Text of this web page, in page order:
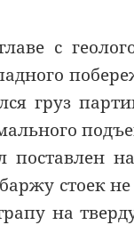
с
груз
поставлен
стоек
на